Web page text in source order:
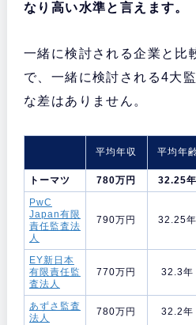
なり高い水準と言えます。
一緒に検討される企業と比
で、一緒に検討される4大
な差はありません。
平均年収 平均年
トーマツ
780万円 32.25年
PwC
Japan有限
責任監査法
人
790万円 32.25年
EY新日本
有限責任監
査法人
770万円 32.3年
あずさ監査
法人
780万円 32.2年